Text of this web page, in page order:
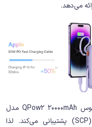
کابل USB-C با توان 22.5 وات پاوربانک بیسوس QPow2 20000mAh مدل
PPQD3‑20 از پروتکل شارژ سریع هواوی (SCP) پشتیبانی می‌کند. لذا